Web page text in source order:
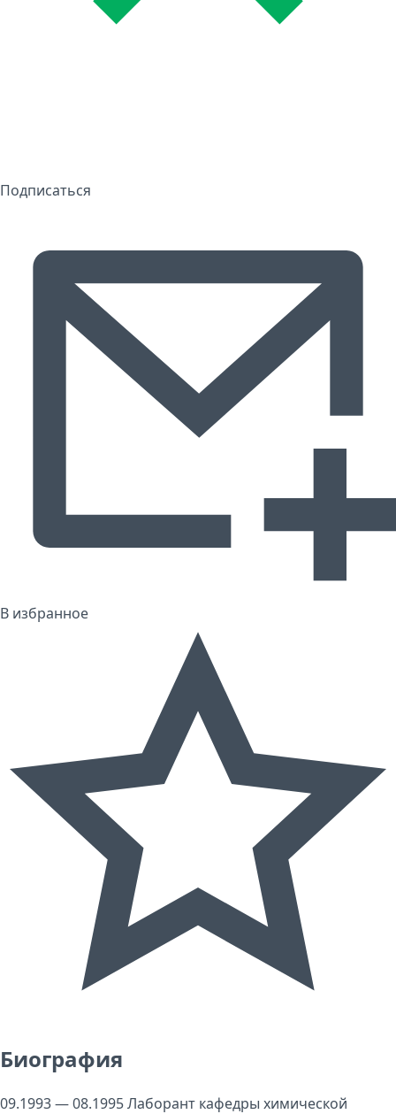
Подписаться
В избранное
Биография
09.1993 — 08.1995 Лаборант кафедры химической